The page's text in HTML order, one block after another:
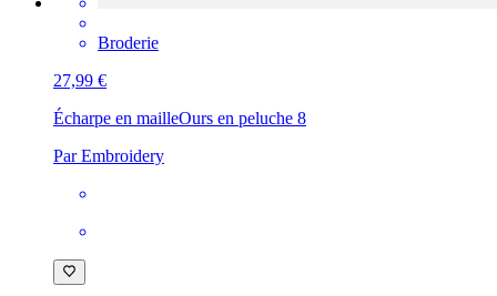
Broderie
27,99 €
Écharpe en mailleOurs en peluche 8
Par Embroidery